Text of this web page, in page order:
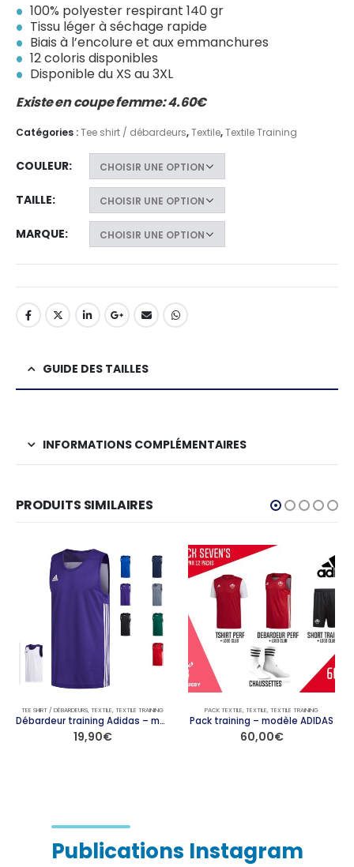
100% polyester respirant 140 gr
Tissu léger à séchage rapide
Biais à l’encolure et aux emmanchures
12 coloris disponibles
Disponible du XS au 3XL
Existe en coupe femme: 4.60€
Catégories :Tee shirt / débardeurs,Textile,Textile Training
COULEUR
TAILLE
MARQUE
GUIDE DES TAILLES
INFORMATIONS COMPLÉMENTAIRES
PRODUITS SIMILAIRES
TEE SHIRT / DÉBARDEURS, TEXTILE, TEXTILE TRAINING
Débardeur training Adidas – modèle REVERS
19,90€
PACK TEXTILE, TEXTILE, TEXTILE TRAINING
Pack training – modèle ADIDAS
60,00€
Publications Instagram